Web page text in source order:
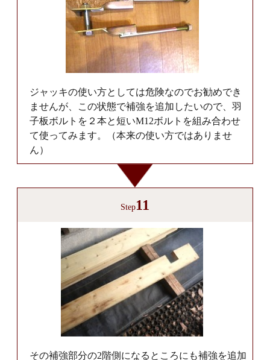
ジャッキの使い方としては危険なのでお勧めでき
ませんが、この状態で補強を追加したいので、羽
子板ボルトを２本と短いM12ボルトを組み合わせ
て使ってみます。（本来の使い方ではありませ
ん）
Step11
その補強部分の2階側になるところにも補強を追加